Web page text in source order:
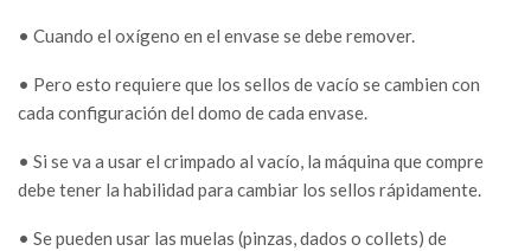
• Cuando el oxígeno en el envase se debe remover.
• Pero esto requiere que los sellos de vacío se cambien con
cada configuración del domo de cada envase.
• Si se va a usar el crimpado al vacío, la máquina que compre
debe tener la habilidad para cambiar los sellos rápidamente.
• Se pueden usar las muelas (pinzas, dados o collets) de